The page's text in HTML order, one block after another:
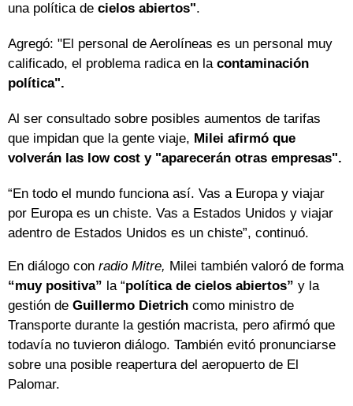
una política de cielos abiertos".
Agregó: "El personal de Aerolíneas es un personal muy
calificado, el problema radica en lacontaminación
política".
Al ser consultado sobre posibles aumentos de tarifas
que impidan que la gente viaje, Milei afirmó que
volverán las low cost y "aparecerán otras empresas".
“En todo el mundo funciona así. Vas a Europa y viajar
por Europa es un chiste. Vas a Estados Unidos y viajar
adentro de Estados Unidos es un chiste”, continuó.
En diálogo con radio Mitre, Milei también valoró de forma
“muy positiva” la “política de cielos abiertos” y la
gestión de Guillermo Dietrich como ministro de
Transporte durante la gestión macrista, pero afirmó que
todavía no tuvieron diálogo. También evitó pronunciarse
sobre una posible reapertura del aeropuerto de El
Palomar.